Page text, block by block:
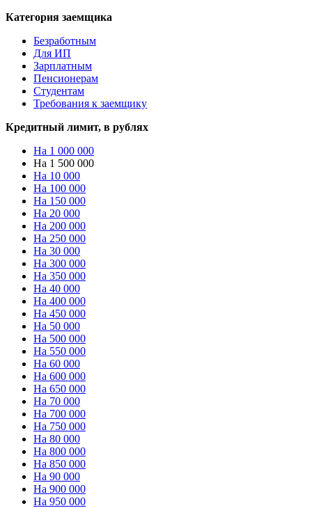
Категория заемщика
Безработным
Для ИП
Зарплатным
Пенсионерам
Студентам
Требования к заемщику
Кредитный лимит, в рублях
На 1 000 000
На 1 500 000
На 10 000
На 100 000
На 150 000
На 20 000
На 200 000
На 250 000
На 30 000
На 300 000
На 350 000
На 40 000
На 400 000
На 450 000
На 50 000
На 500 000
На 550 000
На 60 000
На 600 000
На 650 000
На 70 000
На 700 000
На 750 000
На 80 000
На 800 000
На 850 000
На 90 000
На 900 000
На 950 000